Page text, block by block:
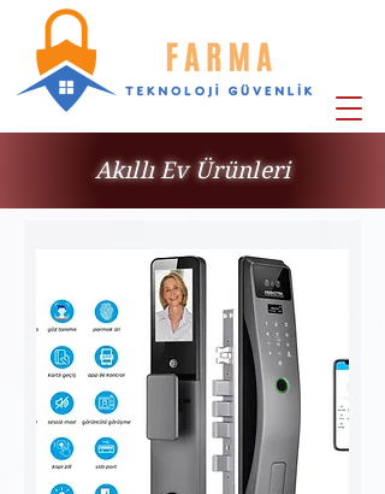
Akıllı Ev Ürünleri